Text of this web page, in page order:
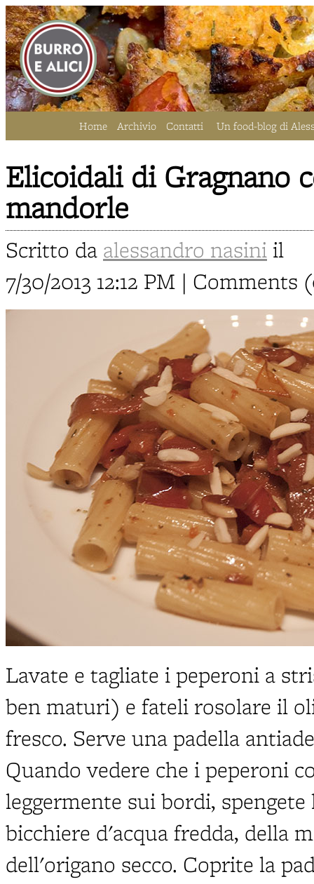
Home Archivio Contatti Un food-blog di
Elicoidali di Gragnano
mandorle
Scritto da alessandro nasini il
7/30/2013 12:12 PM | Comments
Lavate e tagliate i peperoni a
ben maturi) e fateli rosolare il
fresco. Serve una padella
Quando vedere che i peperoni
leggermente sui bordi,
bicchiere d'acqua fredda, della
dell'origano secco. Coprite la